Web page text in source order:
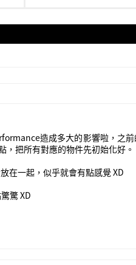
造成多大的影響啦，之
把所有對應的物件先初始化好。
在一起，似乎就會有點感覺 XD
驚 XD